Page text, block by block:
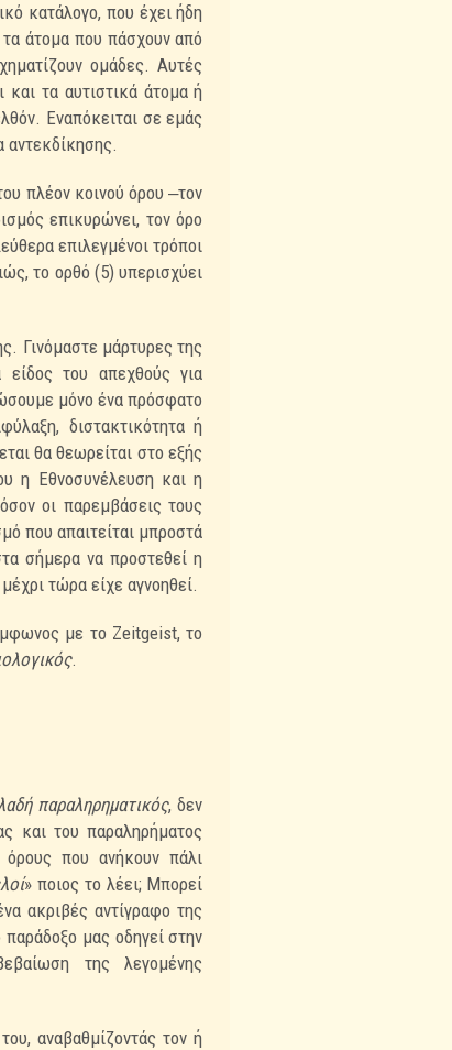
κατάλογο, που έχειήδη
άτομα που πάσχουν από
ομάδες. Αυτές
και τα αυτιστικά άτομα ή
Εναπόκειται σε εμάς
αντεκδίκησης.
πλέον κοινού όρου ‒τον
επικυρώνει, τον όρο
επιλεγμένοι τρόποι
το ορθό (5) υπερισχύει
Γινόμαστε μάρτυρες της
του απεχθούς για
μόνο ένα πρόσφατο
διστακτικότητα ή
θα θεωρείται στοεξής
η Εθνοσυνέλευση και η
οι παρεμβάσεις τους
που απαιτείται μπροστά
σήμερα να προστεθεί η
τώρα είχε αγνοηθεί.
με το Zeitgeist, το
.
παραληρηματικός, δεν
και του παραληρήματος
που ανήκουν πάλι
» ποιος το λέει; Μπορεί
ακριβές αντίγραφο της
παράδοξο μας οδηγείστην
της λεγομένης
αναβαθμίζοντάς τον ή